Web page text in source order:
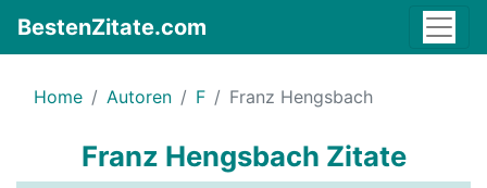
BestenZitate.com
Home Autoren F Franz Hengsbach
Franz Hengsbach Zitate